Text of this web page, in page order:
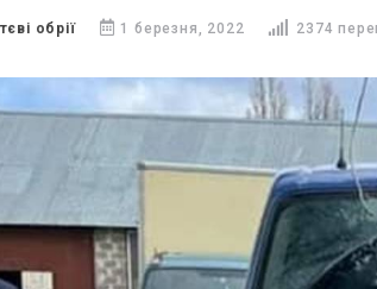
обрії 1 березня, 2022 2374